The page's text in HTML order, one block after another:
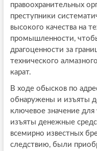
правоохранительных
преступники
высокого качества на
промышленности,
драгоценности за
технического
карат.
В ходе обысков по
обнаружены и изъяты
ключевое значение
изъяты денежные
всемирно известных
следствию, были